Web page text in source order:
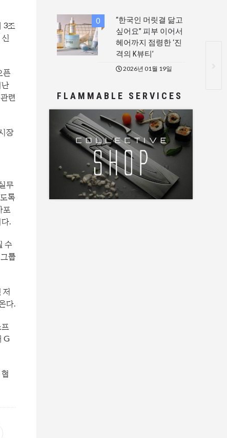
3조
픈
난
련
장
무
록
포
.
수
룹
저
다.
G
0
“한국인 머릿결 닮고
싶어요” 피부 이어서
헤어까지 점령한 ‘진
격의 K뷰티’
2026년 01월 19일
FLAMMABLE SERVICES